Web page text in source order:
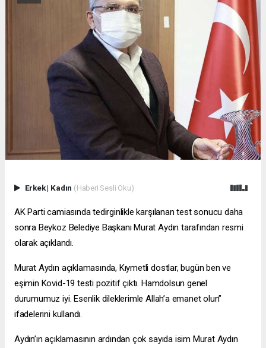
Erkek| Kadın (Haberi Sesli Oku)
AK Parti camiasında tedirginlikle karşılanan test sonucu daha
sonra Beykoz Belediye Başkanı Murat Aydın tarafından resmi
olarak açıklandı.
Murat Aydın açıklamasında, Kıymetli dostlar, bugün ben ve
eşimin Kovid-19 testi pozitif çıktı. Hamdolsun genel
durumumuz iyi. Esenlik dileklerimle Allah’a emanet olun”
ifadelerini kullandı.
Aydın’ın açıklamasının ardından çok sayıda isim Murat Aydın